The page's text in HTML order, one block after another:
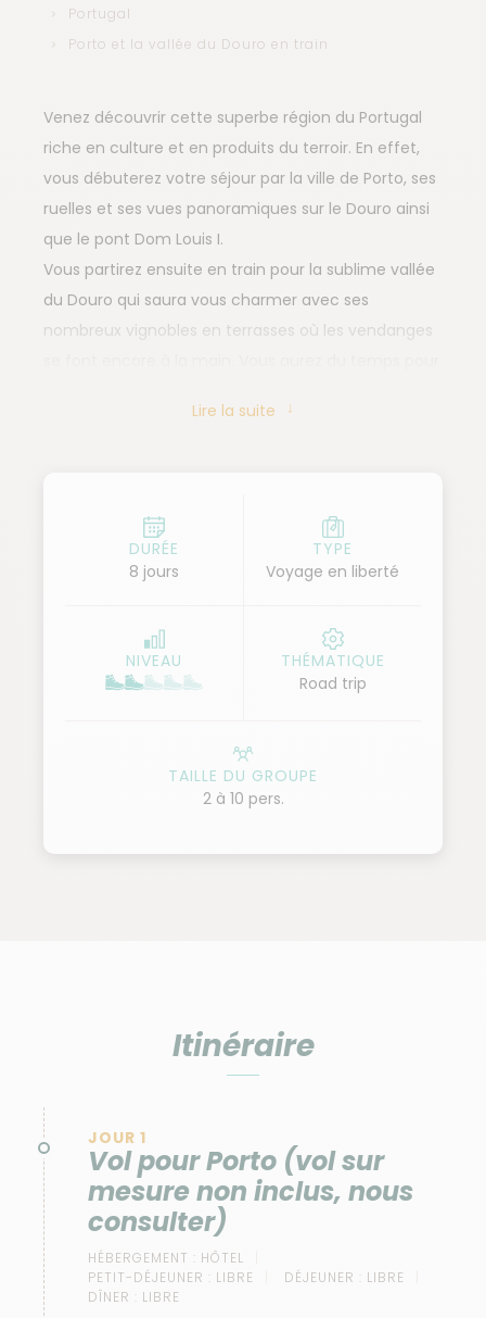
Portugal
Porto et la vallée du Douro en train
Venez découvrir cette superbe région du Portugal
riche en culture et en produits du terroir. En effet,
vous débuterez votre séjour par la ville de Porto, ses
ruelles et ses vues panoramiques sur le Douro ainsi
que le pont Dom Louis I.
Vous partirez ensuite en train pour la sublime vallée
du Douro qui saura vous charmer avec ses
nombreux vignobles en terrasses où les vendanges
qu'est le Porto, mais aussi de découvrir la région à
Lire la suite
DURÉE
8 jours
TYPE
Voyage en liberté
NIVEAU
THÉMATIQUE
Road trip
TAILLE DU GROUPE
2 à 10 pers.
Itinéraire
JOUR 1
Vol pour Porto (vol sur
mesure non inclus, nous
consulter)
HÉBERGEMENT : HÔTEL
PETIT-DÉJEUNER : LIBRE DÉJEUNER : LIBRE
DÎNER : LIBRE